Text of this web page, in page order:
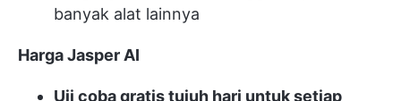
banyak alat lainnya
Harga Jasper AI
Uji coba gratis tujuh hari untuk setiap